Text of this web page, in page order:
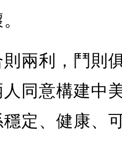
兩利，鬥則
同意構建中
穩定、健康、